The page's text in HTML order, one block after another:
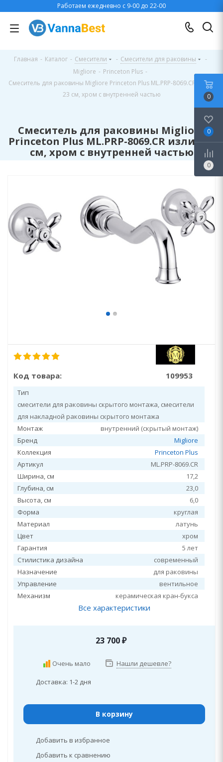
Работаем ежедневно с 9-00 до 22-00
Главная - Каталог - Смесители - Смесители для раковины
-
Migliore - Princeton Plus -
Смеситель для раковины Migliore Princeton Plus ML.PRP-8069.CR излив
23 см, хром с внутренней частью
Смеситель для раковины Migliore
Princeton Plus ML.PRP-8069.CR излив 23
см, хром с внутренней частью
Код товара: 109953
Тип
смесители для раковины скрытого монтажа, смесители
для накладной раковины скрытого монтажа
Монтаж
внутренний (скрытый монтаж)
Бренд
Migliore
Коллекция
Princeton Plus
Артикул
ML.PRP-8069.CR
Ширина, см
17,2
Глубина, см
23,0
Высота, см
6,0
Форма
круглая
Материал
латунь
Цвет
хром
Гарантия
5 лет
Стилистика дизайна
современный
Назначение
для раковины
Управление
вентильное
Механизм
керамическая кран-букса
Все характеристики
23 700₽
Очень мало Нашли дешевле?
Доставка: 1-2 дня
В корзину
Добавить в избранное
Добавить к сравнению
0
0
0